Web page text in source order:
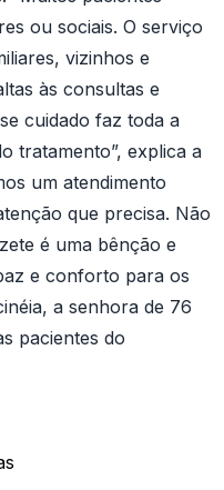
ou sociais. O serviço
vizinhos e
às consultas e
cuidado faz toda a
tratamento”, explica a
um atendimento
que precisa. Não
é uma bênção e
e conforto para os
a senhora de 76
pacientes do